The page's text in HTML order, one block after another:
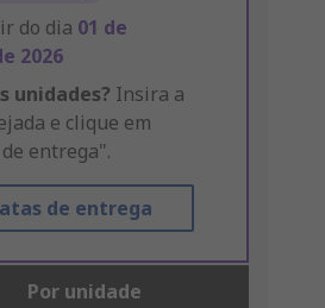
do dia 01 de
2026
unidades? Insira a
e clique em
entrega".
de entrega
Por unidade